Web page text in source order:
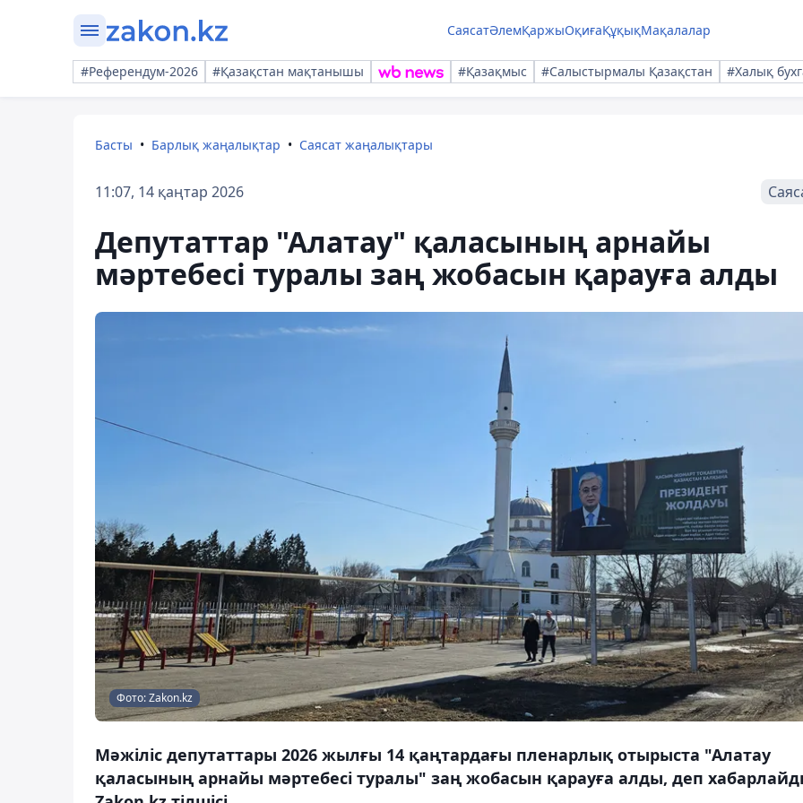
СаясатӘлемҚаржыОқиғаҚұқықМақалалар
#Референдум-2026 #Қазақстан мақтанышы #Қазақмыс #Салыстырмалы Қазақстан #Халық
Басты Барлық жаңалықтар Саясат жаңалықтары
11:07, 14 қаңтар 2026
Депутаттар "Алатау" қаласының арнайы
мәртебесі туралы заң жобасын қарауға алды
Фото: Zakon.kz
Мәжіліс депутаттары 2026 жылғы 14 қаңтардағы пленарлық отырыста "Алатау
қаласының арнайы мәртебесі туралы" заң жобасын қарауға алды, деп